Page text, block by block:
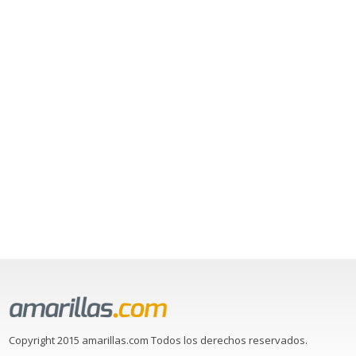
Copyright 2015 amarillas.com Todos los derechos reservados.